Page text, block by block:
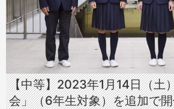
【中等】2023年1月14日（土
会」（6年生対象）を追加で